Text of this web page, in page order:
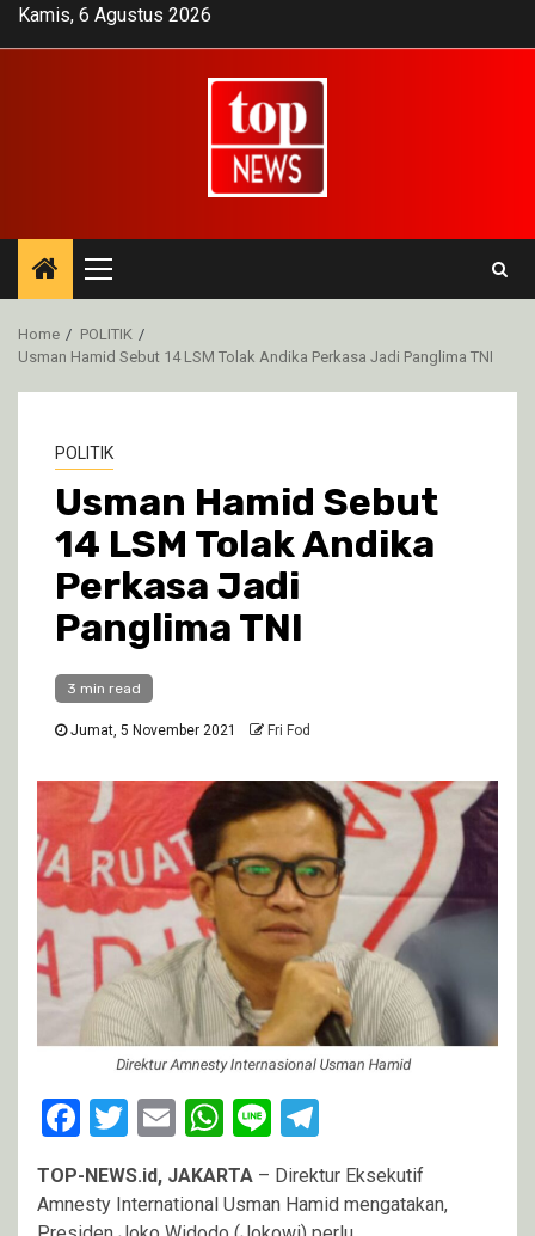
SkipKamis, 6 Agustus 2026
Primary
Menu
Home
POLITIK
Usman Hamid Sebut 14 LSM Tolak Andika Perkasa Jadi Panglima TNI
POLITIK
Usman Hamid Sebut
14 LSM Tolak Andika
Perkasa Jadi
Panglima TNI
3 min read
Jumat, 5 November 2021 Fri Fod
Facebook
Twitter
EmailWhatsApp
Line
TOP-NEWS.id, JAKARTA – Direktur Eksekutif
Amnesty International Usman Hamid mengatakan,